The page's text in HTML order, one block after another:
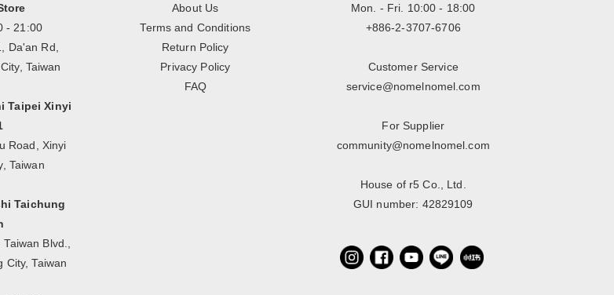
- 21:00
Da'an Rd,
Taiwan
Taipei Xinyi
Road, Xinyi
Taiwan
Taichung
Blvd.,
City, Taiwan
About Us
Terms and Conditions
Return Policy
Privacy Policy
FAQ
Mon. - Fri. 10:00 - 18:00
+886-2-3707-6706
Customer Service
service@nomelnomel.com
For Supplier
community@nomelnomel.com
House of r5 Co., Ltd.
GUI number: 42829109